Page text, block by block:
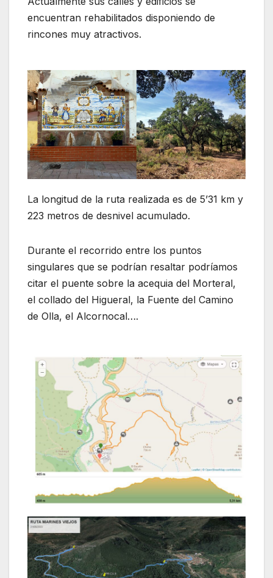
encuentran rehabilitados disponiendo de
rincones muy atractivos.
La longitud de la ruta realizada es de 5’31 km y
223 metros de desnivel acumulado.
Durante el recorrido entre los puntos
singulares que se podrían resaltar podríamos
citar el puente sobre la acequia del Morteral,
el collado del Higueral, la Fuente del Camino
de Olla, el Alcornocal….